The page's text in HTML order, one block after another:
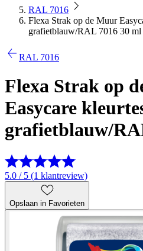
RAL 7016
Flexa Strak op de Muur
grafietblauw/RAL 7016 30 ml
RAL 7016
Flexa Strak op
Easycare
grafietblauw/
5.0 / 5 (1 klantreview)
Opslaan in Favorieten